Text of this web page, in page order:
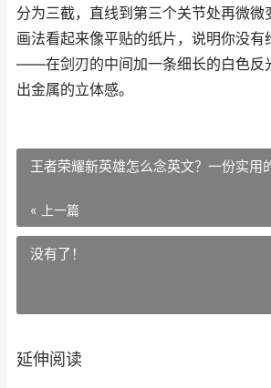
分为三截，直线到第三个关节处再微微
画法看起来像平贴的纸片，说明你没有
——在剑刃的中间加一条细长的白色反
出金属的立体感。
王者荣耀新英雄怎么念英文？一份实用
« 上一篇
没有了！
延伸阅读